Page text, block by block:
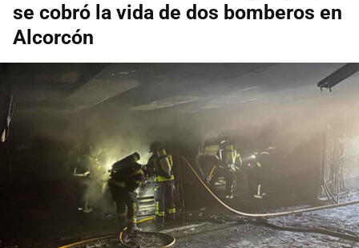
se cobró la vida de dos bomberos en
Alcorcón